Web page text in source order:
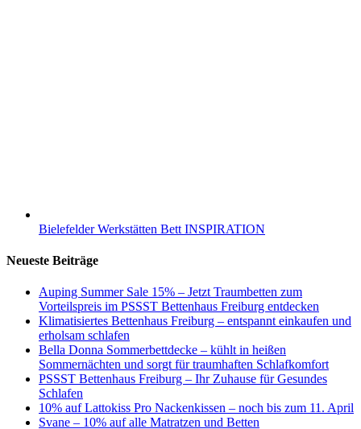
Bielefelder Werkstätten Bett INSPIRATION
Neueste Beiträge
Auping Summer Sale 15% – Jetzt Traumbetten zum
Vorteilspreis im PSSST Bettenhaus Freiburg entdecken
Klimatisiertes Bettenhaus Freiburg – entspannt einkaufen und
erholsam schlafen
Bella Donna Sommerbettdecke – kühlt in heißen
Sommernächten und sorgt für traumhaften Schlafkomfort
PSSST Bettenhaus Freiburg – Ihr Zuhause für Gesundes
Schlafen
10% auf Lattokiss Pro Nackenkissen – noch bis zum 11. April
Svane – 10% auf alle Matratzen und Betten